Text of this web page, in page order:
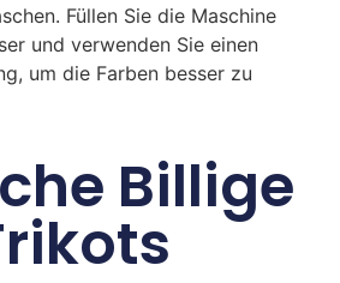
Füllen Sie die Maschine
und verwenden Sie einen
um die Farben besser zu
Billige